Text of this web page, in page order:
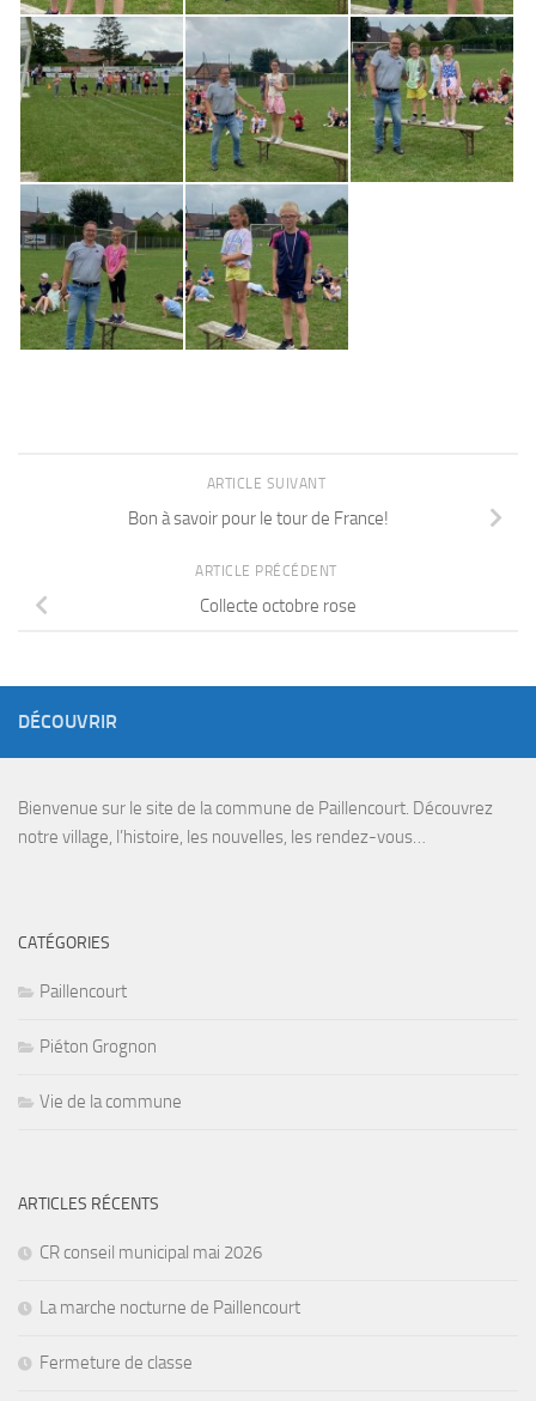
ARTICLE SUIVANT
Bon à savoir pour le tour de France!
ARTICLE PRÉCÉDENT
Collecte octobre rose
DÉCOUVRIR
Bienvenue sur le site de la commune de Paillencourt. Découvrez
notre village, l’histoire, les nouvelles, les rendez-vous…
CATÉGORIES
Paillencourt
Piéton Grognon
Vie de la commune
ARTICLES RÉCENTS
CR conseil municipal mai 2026
La marche nocturne de Paillencourt
Fermeture de classe